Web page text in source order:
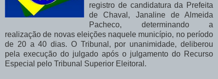
registro de candidatura da Prefeita
de Chaval, Janaline de Almeida
Pacheco, determinando a
realização de novas eleições naquele município, no período
de 20 a 40 dias. O Tribunal, por unanimidade, deliberou
pela execução do julgado após o julgamento do Recurso
Especial pelo Tribunal Superior Eleitoral.